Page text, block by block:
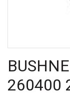
260400